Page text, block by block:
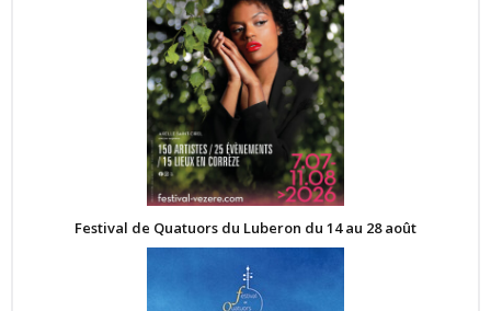
Festival de Quatuors du Luberon du 14 au 28 août